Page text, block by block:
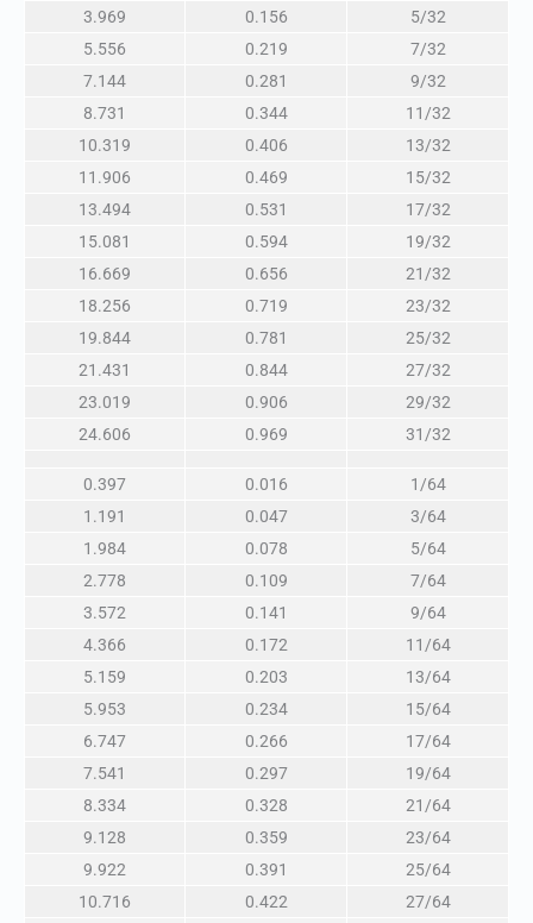
3.969
0.156
5/32
5.556
0.219
7/32
7.144
0.281
9/32
8.731
0.344
11/32
10.319
0.406
13/32
11.906
0.469
15/32
13.494
0.531
17/32
15.081
0.594
19/32
16.669
0.656
21/32
18.256
0.719
23/32
19.844
0.781
25/32
21.431
0.844
27/32
23.019
0.906
29/32
24.606
0.969 31/32
0.397 0.016
1/64
1.191
0.047
3/64
1.984
0.078
5/64
2.778
0.109
7/64
3.572
0.141
9/64
4.366
0.172
11/64
5.159
0.203
13/64
5.953
0.234
15/64
6.747
0.266
17/64
7.541
0.297
19/64
8.334
0.328
21/64
9.128
0.359
23/64
9.922
0.391
25/64
10.716
0.422
27/64